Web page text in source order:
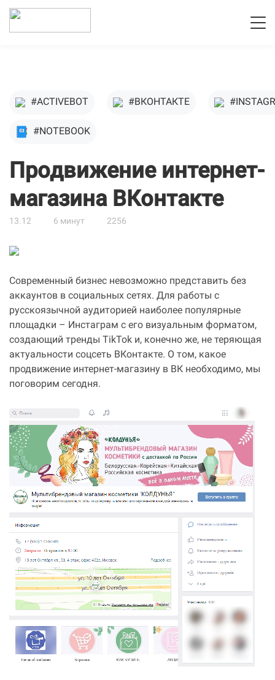
#ACTIVEBOT #ВКОНТАКТЕ
#NOTEBOOK
Продвижение интернет-
магазина ВКонтакте
13.12 6 минут 2256
Современный бизнес невозможно представить без
аккаунтов в социальных сетях. Для работы с
русскоязычной аудиторией наиболее популярные
площадки – Инстаграм с его визуальным форматом,
создающий тренды TikTok и, конечно же, не теряющая
актуальности соцсеть ВКонтакте. О том, какое
продвижение интернет-магазину в ВК необходимо, мы
поговорим сегодня.